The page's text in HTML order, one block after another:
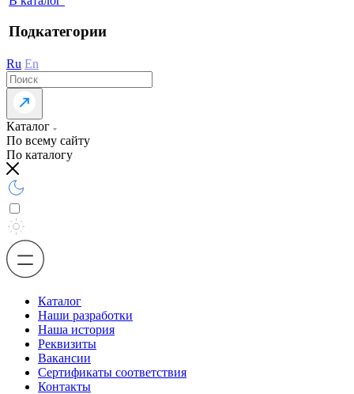
Подкатегории
Ru En
Каталог
По всему сайту
По каталогу
Каталог
Наши разработки
Наша история
Реквизиты
Вакансии
Сертификаты соответствия
Контакты